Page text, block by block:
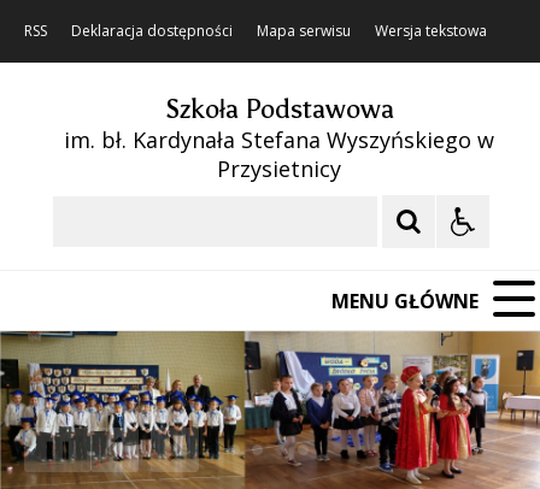
RSS Deklaracja dostępności Mapa serwisu Wersja tekstowa
Szkoła Podstawowa
im. bł. Kardynała Stefana Wyszyńskiego w
Przysietnicy
MENU GŁÓWNE
Poprzedni Element
Następny Element
❚❚